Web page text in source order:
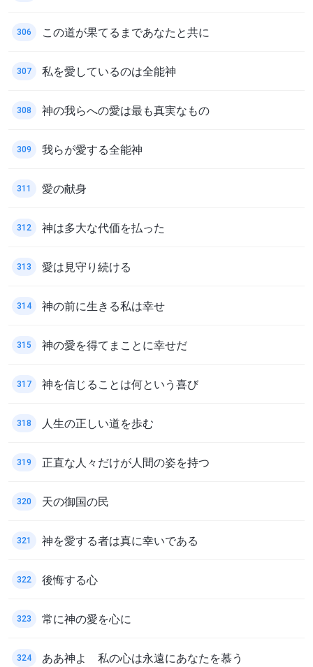
306 この道が果てるまであなたと共に
307 私を愛しているのは全能神
308 神の我らへの愛は最も真実なもの
309 我らが愛する全能神
311 愛の献身
312 神は多大な代価を払った
313 愛は見守り続ける
314 神の前に生きる私は幸せ
315 神の愛を得てまことに幸せだ
317 神を信じることは何という喜び
318 人生の正しい道を歩む
319 正直な人々だけが人間の姿を持つ
320 天の御国の民
321 神を愛する者は真に幸いである
322 後悔する心
323 常に神の愛を心に
324 ああ神よ 私の心は永遠にあなたを慕う